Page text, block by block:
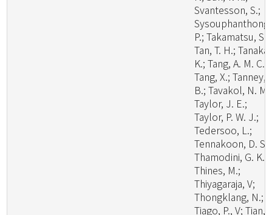
Svantesson, S.;
Sysouphanthong,
P.; Takamatsu, S.;
Tan, T. H.; Tanaka,
K.; Tang, A. M. C.;
Tang, X.; Tanney,
B.; Tavakol, N. M.;
Taylor, J. E.;
Taylor, P. W. J.;
Tedersoo, L.;
Tennakoon, D. S.;
Thamodini, G. K.;
Thines, M.;
Thiyagaraja, V;
Thongklang, N.;
Tiago, P., V; Tian,